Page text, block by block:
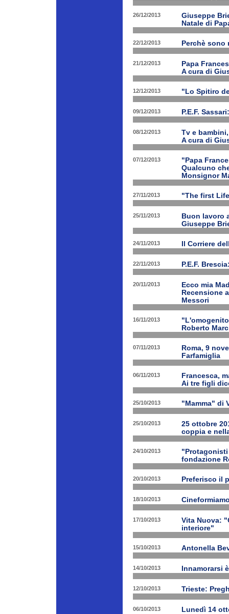
26/12/2013
Giuseppe
Natale di
22/12/2013 Perchè sono
21/12/2013
Papa
A cura di
12/12/2013 "Lo Spitiro
09/12/2013 P.E.F.
08/12/2013
Tv e
A cura di
07/12/2013
"Papa
Qualcuno
Monsignor
27/11/2013 "The first
25/11/2013
Buon lavoro
Giuseppe
24/11/2013 Il Corriere
22/11/2013 P.E.F.
20/11/2013
Ecco mia
Recensione
Messori
16/11/2013
Roberto
07/11/2013
Roma, 9
Farfamiglia
06/11/2013
Francesca,
Ai tre figli
25/10/2013 "Mamma" di
25/10/2013
25 ottobre
coppia e
24/10/2013
fondazione
20/10/2013 Preferisco il
18/10/2013
17/10/2013
Vita Nuova:
interiore"
15/10/2013 Antonella
14/10/2013 Innamorarsi
12/10/2013 Trieste:
06/10/2013
Lunedì 14